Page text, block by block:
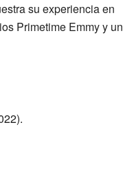
su experiencia en
Primetime Emmy y un